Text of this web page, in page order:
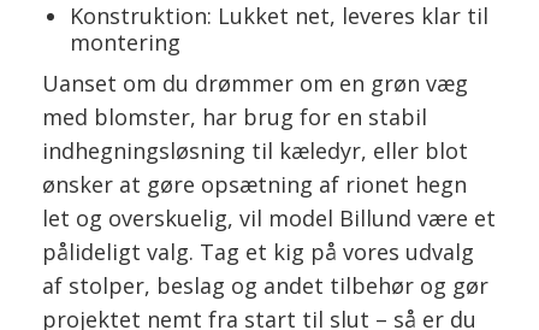
Konstruktion: Lukket net, leveres klar til
montering
Uanset om du drømmer om en grøn væg
med blomster, har brug for en stabil
indhegningsløsning til kæledyr, eller blot
ønsker at gøre opsætning af rionet hegn
let og overskuelig, vil model Billund være et
pålideligt valg. Tag et kig på vores udvalg
af stolper, beslag og andet tilbehør og gør
projektet nemt fra start til slut – så er du